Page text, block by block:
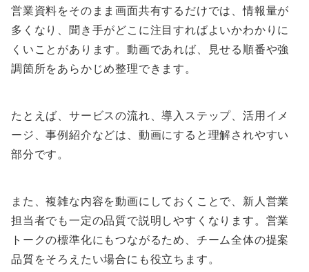
営業資料をそのまま画面共有するだけでは、情報量が
多くなり、聞き手がどこに注目すればよいかわかりに
くいことがあります。動画であれば、見せる順番や強
調箇所をあらかじめ整理できます。
たとえば、サービスの流れ、導入ステップ、活用イメ
ージ、事例紹介などは、動画にすると理解されやすい
部分です。
また、複雑な内容を動画にしておくことで、新人営業
担当者でも一定の品質で説明しやすくなります。営業
トークの標準化にもつながるため、チーム全体の提案
品質をそろえたい場合にも役立ちます。